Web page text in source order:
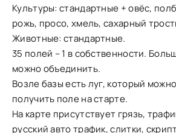
Культуры: стандартные + овёс,
рожь, просо, хмель, сахарный
Животные: стандартные.
35 полей – 1 в собственности.
можно объединить.
Возле базы есть луг, который
получить поле на старте.
На карте присутствует грязь,
русский авто трафик, слитки,